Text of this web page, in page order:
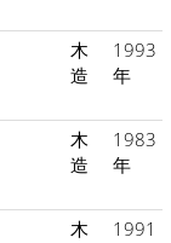
木
造
1993
年
木
造
1983
年
木
1991